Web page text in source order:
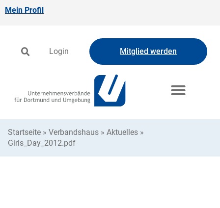
Mein Profil
Login Mitglied werden
Startseite » Verbandshaus » Aktuelles »
Girls_Day_2012.pdf